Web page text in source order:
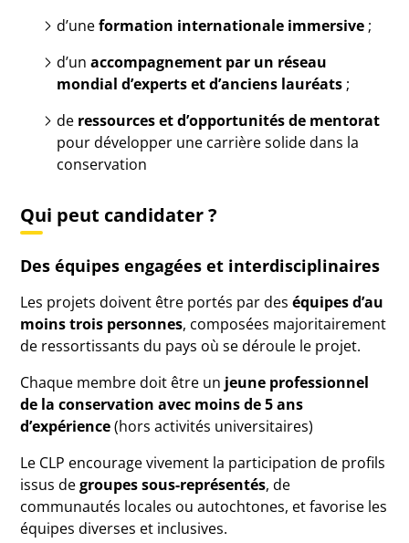
d’uneformation internationale immersive ;
d’unaccompagnement par un réseau
mondial d’experts et d’anciens lauréats ;
de ressources et d’opportunités de mentorat
pour développer une carrière solide dans la
conservation
Qui peut candidater ?
Des équipes engagées et interdisciplinaires
Les projets doivent être portés par deséquipes d’au
moins trois personnes, composées majoritairement
de ressortissants du pays où se déroule le projet.
Chaque membre doit être un jeune professionnel
de la conservation avec moins de 5 ans
d’expérience(hors activités universitaires)
Le CLP encourage vivement la participation de profils
issus degroupes sous-représentés, de
communautés locales ou autochtones, et favorise les
équipes diverses et inclusives.